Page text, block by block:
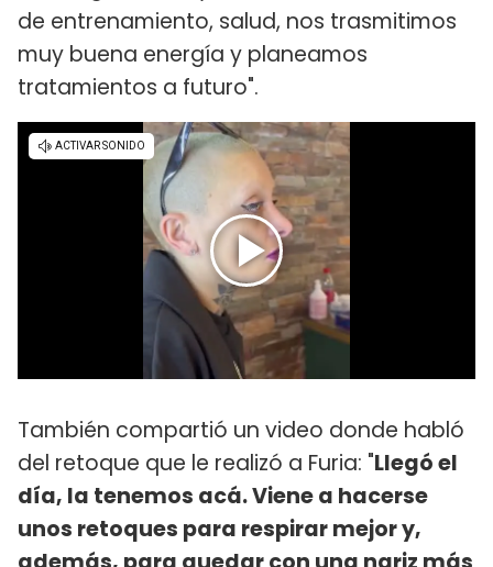
de entrenamiento, salud, nos trasmitimos
muy buena energía y planeamos
tratamientos a futuro".
También compartió un video donde habló
del retoque que le realizó a Furia: "Llegó el
día, la tenemos acá. Viene a hacerse
unos retoques para respirar mejor y,